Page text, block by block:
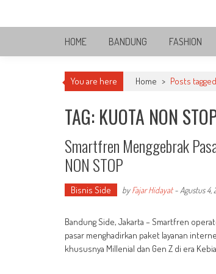
Bandung Side
Sisi Cantik Bandung
HOME BANDUNG FASHION
You are here Home > Posts
TAG: KUOTA NON
Smartfren Menggebrak
NON STOP
Bisnis Side byFajar Hidayat- Agustus 4,
Bandung Side, Jakarta – Smartfren
pasar menghadirkan paket layanan
khususnya Millenial dan Gen Z di era